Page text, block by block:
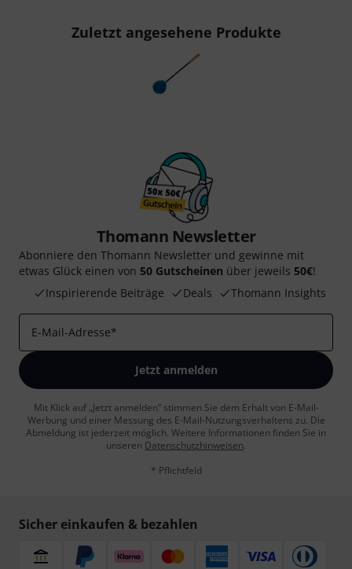
Zuletzt angesehene Produkte
Thomann Newsletter
Abonniere den Thomann Newsletter und gewinne mit
etwas Glück einen von 50 Gutscheinen über jeweils 50€!
Inspirierende Beiträge
Deals Thomann Insights
E-Mail-Adresse*
Jetzt anmelden
Mit Klick auf „Jetzt anmelden“ stimmen Sie dem Erhalt von E-Mail-
Werbung und einer Messung des E-Mail-Nutzungsverhaltens zu. Die
Abmeldung ist jederzeit möglich. Weitere Informationen finden Sie in
unseren Datenschutzhinweisen.
* Pflichtfeld
Sicher einkaufen & bezahlen